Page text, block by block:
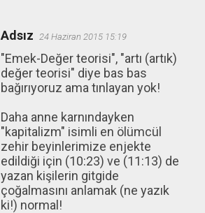
Adsız 24 Haziran 2015 15:19
"Emek-Değer teorisi", "artı (artık)
değer teorisi" diye bas bas
bağırıyoruz ama tınlayan yok!
Daha anne karnındayken
"kapitalizm" isimli en ölümcül
zehir beyinlerimize enjekte
edildiği için (10:23) ve (11:13) de
yazan kişilerin gitgide
çoğalmasını anlamak (ne yazık
ki!) normal!